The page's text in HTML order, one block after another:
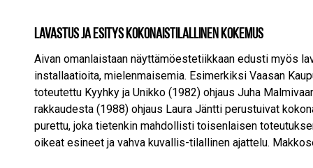
Lavastus ja esitys kokonaistilallinen kokemus
Aivan omanlaistaan näyttämöestetiikkaan edusti myös
installaatioita, mielenmaisemia. Esimerkiksi Vaasan
toteutettu Kyyhky ja Unikko (1982) ohjaus Juha
rakkaudesta (1988) ohjaus Laura Jäntti perustuivat
purettu, joka tietenkin mahdollisti toisenlaisen
oikeat esineet ja vahva kuvallis-tilallinen ajattelu.